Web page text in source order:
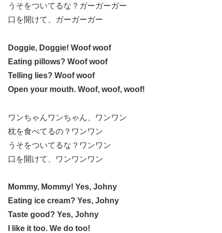
うそをついてるな？ガーガーガー
口を開けて、ガーガーガー
Doggie, Doggie! Woof woof
Eating pillows? Woof woof
Telling lies? Woof woof
Open your mouth. Woof, woof, woof!
ワンちゃんワンちゃん、ワンワン
枕を食べてるの？ワンワン
うそをついてるな？ワンワン
口を開けて、ワンワンワン
Mommy, Mommy! Yes, Johny
Eating ice cream? Yes, Johny
Taste good? Yes, Johny
I like it too. We do too!